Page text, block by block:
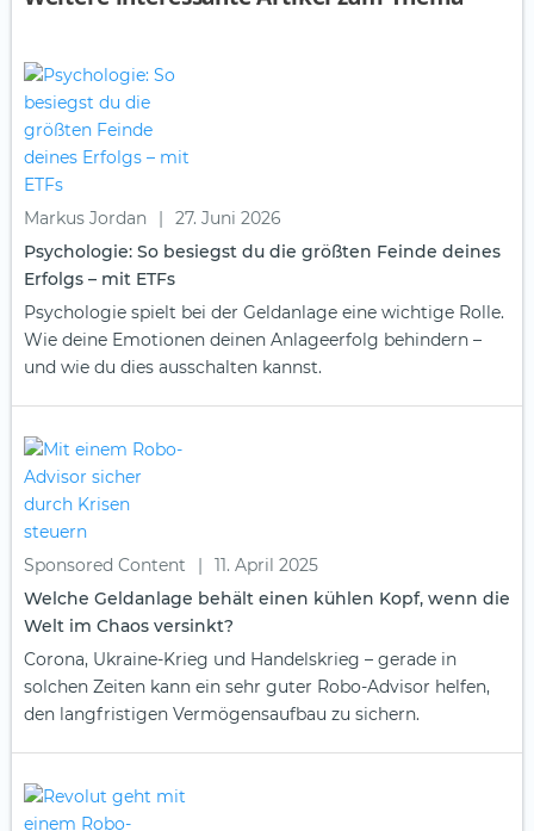
Markus Jordan |
27. Juni 2026
Psychologie: So besiegst du die größten Feinde deines
Erfolgs – mit ETFs
Psychologie spielt bei der Geldanlage eine wichtige Rolle.
Wie deine Emotionen deinen Anlageerfolg behindern –
und wie du dies ausschalten kannst.
Sponsored Content |
11. April 2025
Welche Geldanlage behält einen kühlen Kopf, wenn die
Welt im Chaos versinkt?
Corona, Ukraine-Krieg und Handelskrieg – gerade in
solchen Zeiten kann ein sehr guter Robo-Advisor helfen,
den langfristigen Vermögensaufbau zu sichern.